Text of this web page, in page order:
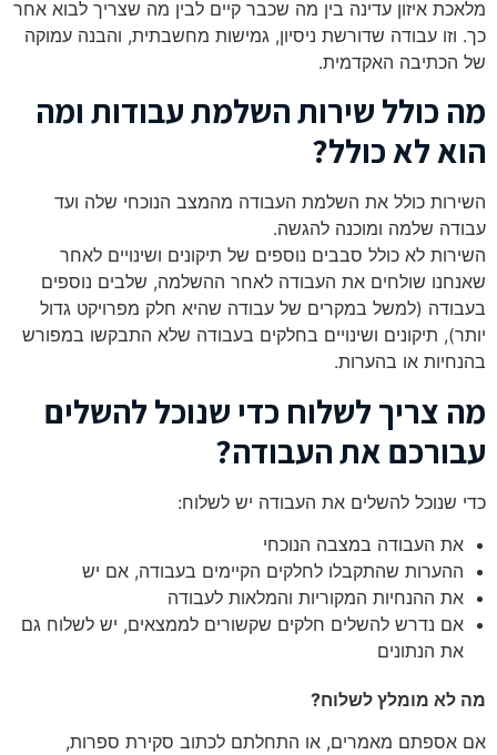
מלאכת איזון עדינה בין מה שכבר קיים לבין מה שצריך לבוא אחר
כך. וזו עבודה שדורשת ניסיון, גמישות מחשבתית, והבנה עמוקה
של הכתיבה האקדמית.
מה כולל שירות השלמת עבודות ומה
הוא לא כולל?
השירות כולל את השלמת העבודה מהמצב הנוכחי שלה ועד
עבודה שלמה ומוכנה להגשה.
השירות לא כולל סבבים נוספים של תיקונים ושינויים לאחר
שאנחנו שולחים את העבודה לאחר ההשלמה, שלבים נוספים
בעבודה (למשל במקרים של עבודה שהיא חלק מפרויקט גדול
יותר), תיקונים ושינויים בחלקים בעבודה שלא התבקשו במפורש
בהנחיות או בהערות.
מה צריך לשלוח כדי שנוכל להשלים
עבורכם את העבודה?
כדי שנוכל להשלים את העבודה יש לשלוח:
את העבודה במצבה הנוכחי
ההערות שהתקבלו לחלקים הקיימים בעבודה, אם יש
את ההנחיות המקוריות והמלאות לעבודה
אם נדרש להשלים חלקים שקשורים לממצאים, יש לשלוח גם
את הנתונים
מה לא מומלץ לשלוח?
אם אספתם מאמרים, או התחלתם לכתוב סקירת ספרות,